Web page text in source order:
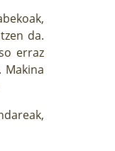
da.
erraz
Makina